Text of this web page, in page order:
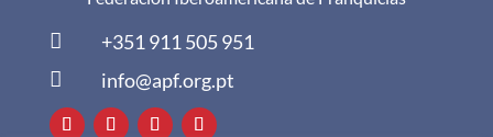
 +351 911 505 951
 info@apf.org.pt